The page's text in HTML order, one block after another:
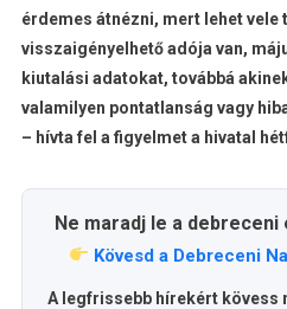
érdemes átnézni, mert lehet vele
visszaigényelhető adója van,
kiutalási adatokat, továbbá
valamilyen pontatlanság vagy
– hívta fel a figyelmet a hivatal
Ne maradj le a
Kövesd a Debreceni
A legfrissebb hírekért kövess